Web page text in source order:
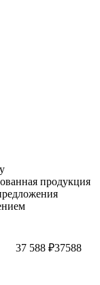
продукция
37 588 ₽37588